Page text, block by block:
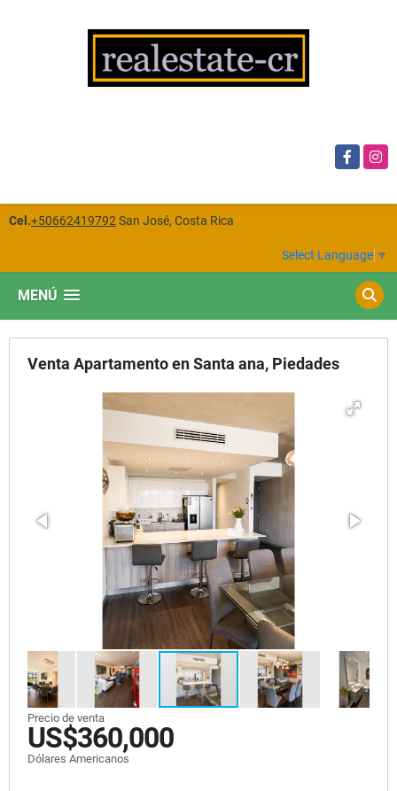
Facebook
Cel.+50662419792 San José, Costa Rica
Select Language ▼
MENÚ
Venta Apartamento en Santa ana, Piedades
Precio de venta
US$360,000
Dólares Americanos